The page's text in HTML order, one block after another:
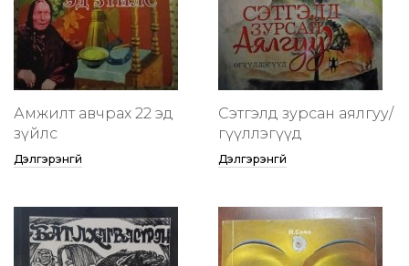
Амжилт авчрах 22 эд
зүйлс
Дэлгэрэнгүй
Сэтгэлд зурсан аялгуу/
өгүүллэгүүд
Дэлгэрэнгүй